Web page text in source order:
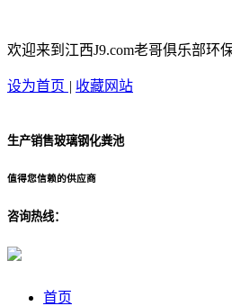
欢迎来到江西J9.com老哥俱乐部环
设为首页 | 收藏网站
生产销售玻璃钢化粪池
值得您信赖的供应商
咨询热线：
首页